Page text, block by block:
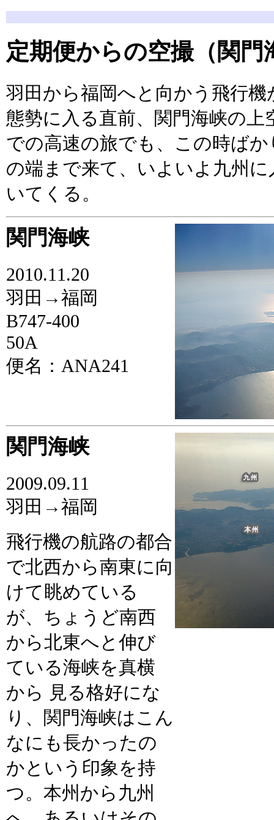
定期便からの空撮（関門
羽田から福岡へと向かう飛行
態勢に入る直前、関門海峡の上
での高速の旅でも、この時ば
の端まで来て、いよいよ九州
いてくる。
関門海峡
2010.11.20
羽田→福岡
B747-400
50A
便名：ANA241
関門海峡
2009.09.11
羽田→福岡
飛行機の航路の都合
で北西から南東に向
けて眺めている
が、ちょうど南西
から北東へと伸び
ている海峡を真横
から 見る格好にな
り、関門海峡はこん
なにも長かったの
かという印象を持
つ。本州から九州